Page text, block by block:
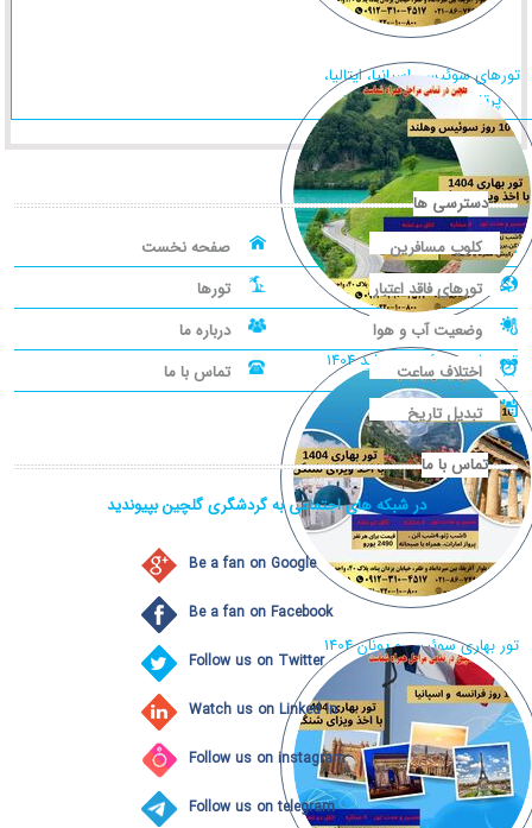
تورهای سوئیس، اسپانیا، ایتالیا،
پرتغال، فرانسه نوروز 1404
تور بهاری سوئیس و هلند 1404
تور بهاری سوئیس و یونان 1404
دسترسی ها
کلوپ مسافرین
صفحه نخست
تورهای فاقد اعتبار
تورها
وضعیت آب و هوا
درباره ما
اختلاف ساعت
تماس با ما
تبدیل تاریخ
تماس با ما
در شبکه های اجتماعی به گردشگری گلچین بپیوندید
Be a fan on Google
Be a fan on Facebook
Follow us on Twitter
Watch us on Linked In
Follow us on instagram
Follow us on telegram